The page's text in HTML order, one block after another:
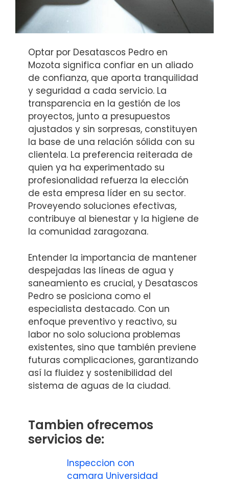
Optar por Desatascos Pedro en
Mozota significa confiar en un aliado
de confianza, que aporta tranquilidad
y seguridad a cada servicio. La
transparencia en la gestión de los
proyectos, junto a presupuestos
ajustados y sin sorpresas, constituyen
la base de una relación sólida con su
clientela. La preferencia reiterada de
quien ya ha experimentado su
profesionalidad refuerza la elección
de esta empresa líder en su sector.
Proveyendo soluciones efectivas,
contribuye al bienestar y la higiene de
la comunidad zaragozana.
Entender la importancia de mantener
despejadas las líneas de agua y
saneamiento es crucial, y Desatascos
Pedro se posiciona como el
especialista destacado. Con un
enfoque preventivo y reactivo, su
labor no solo soluciona problemas
existentes, sino que también previene
futuras complicaciones, garantizando
así la fluidez y sostenibilidad del
sistema de aguas de la ciudad.
Tambien ofrecemos
servicios de:
Inspeccion con
camara Universidad